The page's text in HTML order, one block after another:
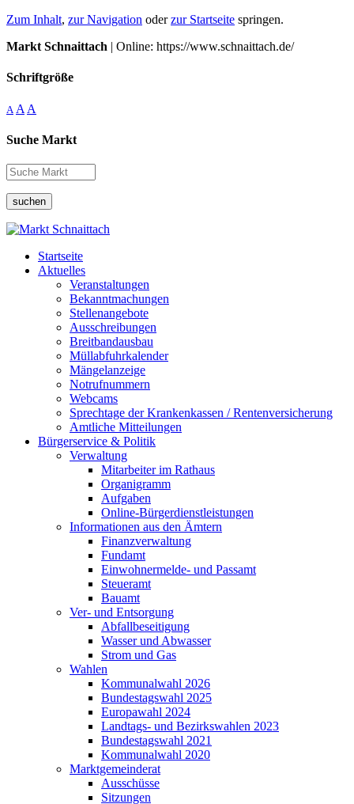
Zum Inhalt, zur Navigation oderzur Startseite springen.
Markt Schnaittach | Online: https://www.schnaittach.de/
Schriftgröße
A A A
Suche Markt
suchen
Startseite
Aktuelles
Veranstaltungen
Bekanntmachungen
Stellenangebote
Ausschreibungen
Breitbandausbau
Müllabfuhrkalender
Mängelanzeige
Notrufnummern
Webcams
Sprechtage der Krankenkassen / Rentenversicherung
Amtliche Mitteilungen
Bürgerservice & Politik
Verwaltung
Mitarbeiter im Rathaus
Organigramm
Aufgaben
Online-Bürgerdienstleistungen
Informationen aus den Ämtern
Finanzverwaltung
Fundamt
Einwohnermelde- und Passamt
Steueramt
Bauamt
Ver- und Entsorgung
Abfallbeseitigung
Wasser und Abwasser
Strom und Gas
Wahlen
Kommunalwahl 2026
Bundestagswahl 2025
Europawahl 2024
Landtags- und Bezirkswahlen 2023
Bundestagswahl 2021
Kommunalwahl 2020
Marktgemeinderat
Ausschüsse
Sitzungen